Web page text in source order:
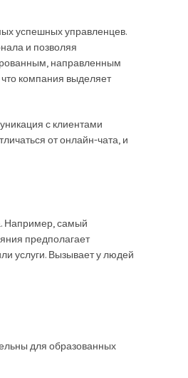
успешных управленцев.
и позволяя
направленным
компания выделяет
с клиентами
от онлайн-чата, и
Например, самый
предполагает
услуги. Вызывает у людей
для образованных